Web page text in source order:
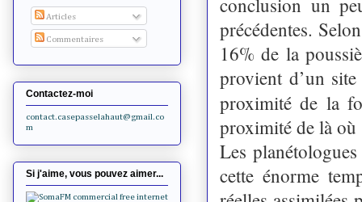
précédentes.
16% de la
provient d’un
proximité de la
proximité de là
Les
cette énorme
Articles
Commentaires
Contactez-moi
contact.casepasselahaut@gmail.co
m
Si j'aime, vous pouvez aimer...